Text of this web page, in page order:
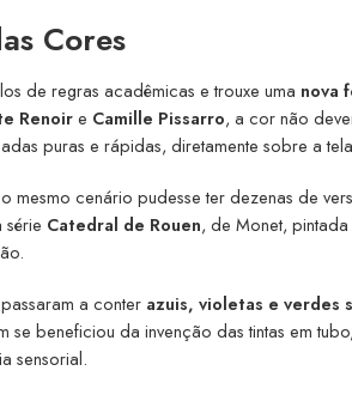
Cores
de regras acadêmicas e trouxe uma nova
Renoire Camille Pissarro, a cor não
puras e rápidas, diretamente sobre a
mesmo cenário pudesse ter dezenas de
Catedral de Rouen, de Monet,
a conter azuis, violetas e verdes
beneficiou da invenção das tintas em
sensorial.